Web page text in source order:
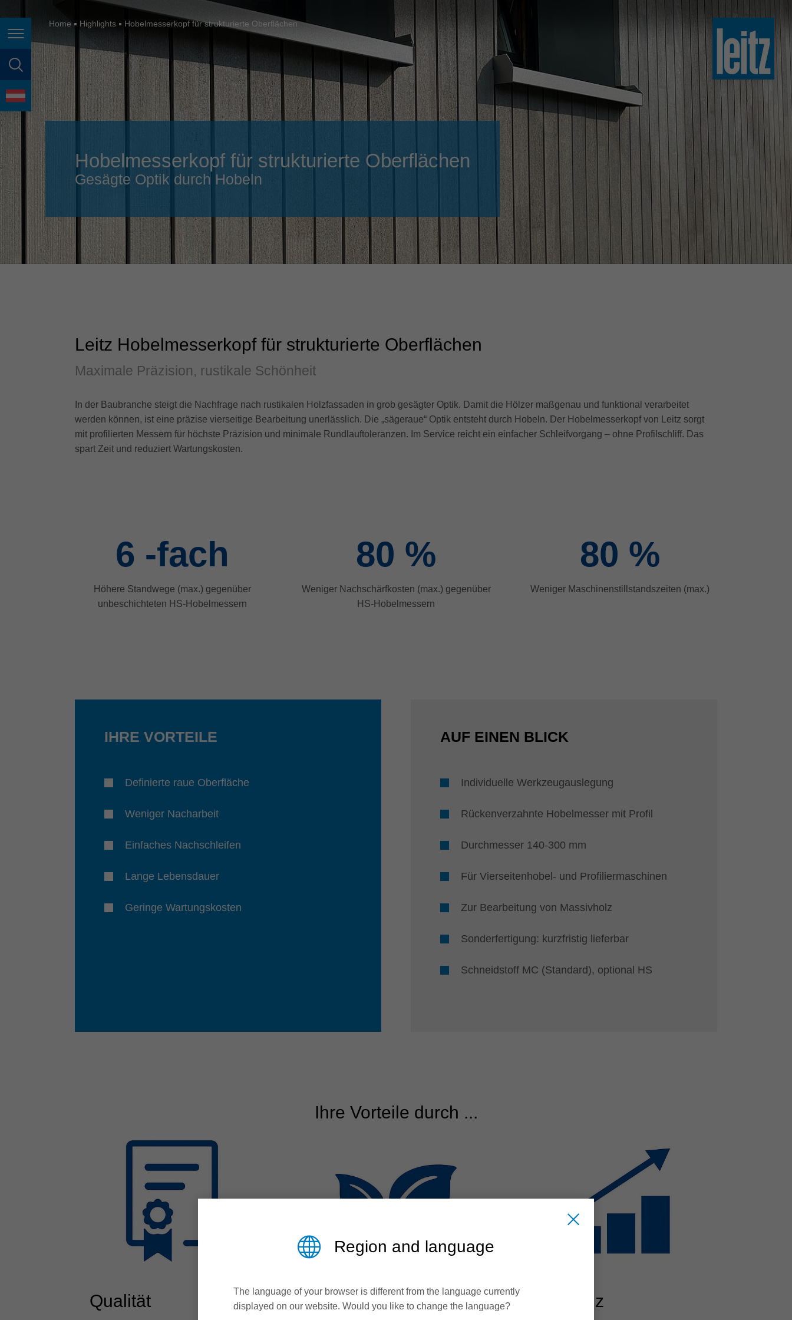
Seitennavigation
Seitensuche
Sprache
France français
Great Britain
Italia italiano
India english
Japan (日本) 日本語
Magyarország magyar
Malaysia
México
Suomi
Taiwan
Türkiye türkçe
USA english
Việt Nam tiếng việt
中文
ประเทศไทย ไทย
yкраїнська
Home Highlights Hobelmesserkopf für strukturierte Oberflächen
Hobelmesserkopf für strukturierte Oberflächen
Gesägte Optik durch Hobeln
Leitz Hobelmesserkopf für strukturierte Oberflächen
Maximale Präzision, rustikale Schönheit
In der Baubranche steigt die Nachfrage nach rustikalen Holzfassaden in grob gesägter Optik. Damit die Hölzer maßgenau und funktional verarbeitet
werden können, ist eine präzise vierseitige Bearbeitung unerlässlich. Die „sägeraue“ Optik entsteht durch Hobeln. Der Hobelmesserkopf von Leitz sorgt
mit profilierten Messern für höchste Präzision und minimale Rundlauftoleranzen. Im Service reicht ein einfacher Schleifvorgang – ohne Profilschliff. Das
spart Zeit und reduziert Wartungskosten.
6 -fach
Höhere Standwege (max.) gegenüber
unbeschichteten HS-Hobelmessern
80 %
Weniger Nachschärfkosten (max.) gegenüber
HS-Hobelmessern
80 %
Weniger Maschinenstillstandszeiten (max.)
IHRE VORTEILE
Definierte raue Oberfläche
Weniger Nacharbeit
Einfaches Nachschleifen
Lange Lebensdauer
Geringe Wartungskosten
AUF EINEN BLICK
Individuelle Werkzeugauslegung
Rückenverzahnte Hobelmesser mit Profil
Durchmesser 140-300 mm
Für Vierseitenhobel- und Profiliermaschinen
Zur Bearbeitung von Massivholz
Sonderfertigung: kurzfristig lieferbar
Schneidstoff MC (Standard), optional HS
Ihre Vorteile durch ...
Qualität Nachhaltigkeit Effizienz
Region and language
The language of your browser is different from the language currently
displayed on our website. Would you like to change the language?